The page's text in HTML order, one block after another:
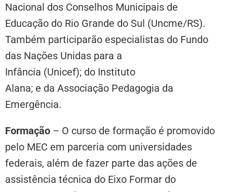
Nacional dos Conselhos Municipais de
Educação do Rio Grande do Sul (Uncme/RS).
Também participarão especialistas do Fundo
das Nações Unidas para a
Infância (Unicef); do Instituto
Alana; e da Associação Pedagogia da
Emergência.
Formação – O curso de formação é promovido
pelo MEC em parceria com universidades
federais, além de fazer parte das ações de
assistência técnica do Eixo Formar do